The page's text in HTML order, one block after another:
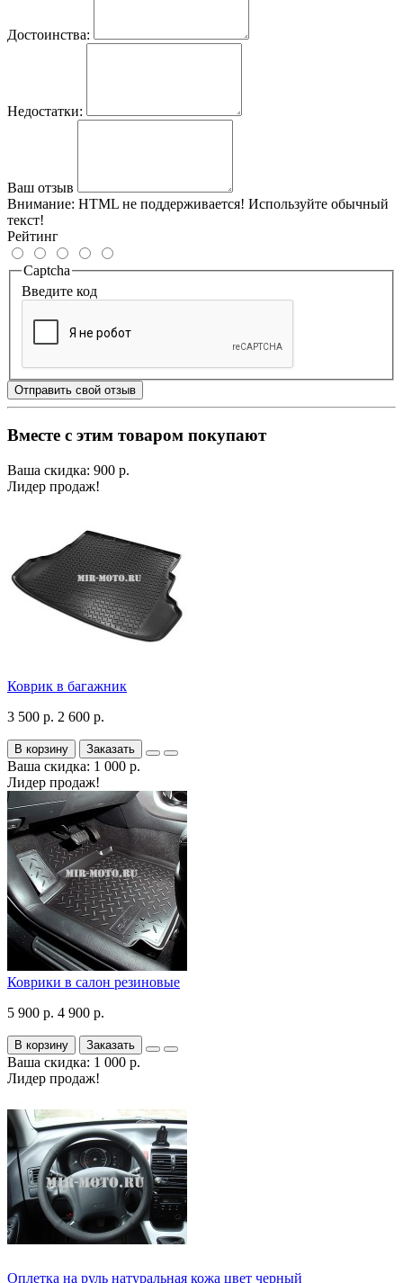
Достоинства:
Недостатки:
Ваш отзыв
Внимание: HTML не поддерживается! Используйте обычный
текст!
Рейтинг
Captcha
Введите код
Отправить свой отзыв
Вместе с этим товаром покупают
Ваша скидка: 900 р.
Лидер продаж!
Коврик в багажник
3 500 р. 2 600 р.
В корзину Заказать
Ваша скидка: 1 000 р.
Лидер продаж!
Коврики в салон резиновые
5 900 р. 4 900 р.
В корзину Заказать
Ваша скидка: 1 000 р.
Лидер продаж!
Оплетка на руль натуральная кожа цвет черный